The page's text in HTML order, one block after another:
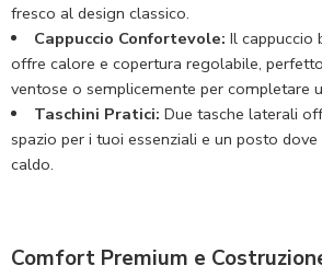
fresco al design classico.
Cappuccio Confortevole: Il cappuccio
offre calore e copertura regolabile,
ventose o semplicemente per completare
Taschini Pratici: Due tasche laterali
spazio per i tuoi essenziali e un posto
caldo.
Comfort Premium e